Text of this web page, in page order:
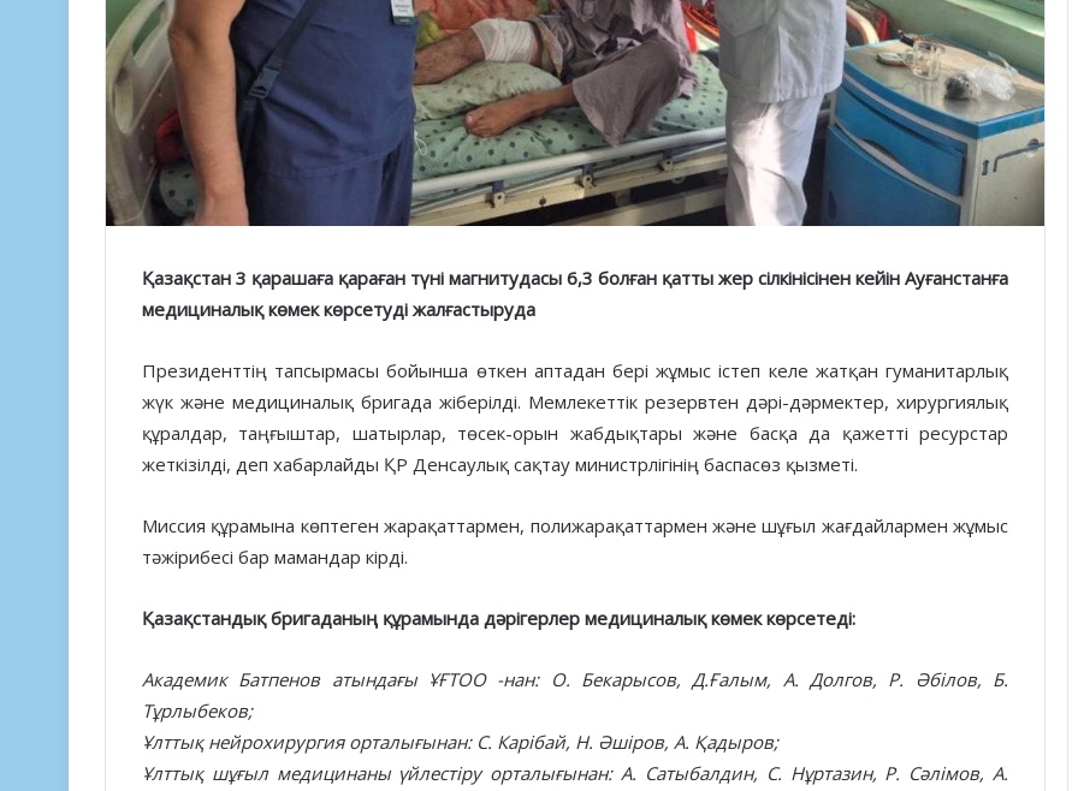
Қазақстан 3 қарашаға қараған түні магнитудасы 6,3 болған қатты жер сілкінісінен кейін Ауғанстанға
медициналық көмек көрсетуді жалғастыруда
Президенттің тапсырмасы бойынша өткен аптадан бері жұмыс істеп келе жатқан гуманитарлық
жүк және медициналық бригада жіберілді. Мемлекеттік резервтен дәрі-дәрмектер, хирургиялық
құралдар, таңғыштар, шатырлар, төсек-орын жабдықтары және басқа да қажетті ресурстар
жеткізілді, деп хабарлайды ҚР Денсаулық сақтау министрлігінің баспасөз қызметі.
Миссия құрамына көптеген жарақаттармен, полижарақаттармен және шұғыл жағдайлармен жұмыс
тәжірибесі бар мамандар кірді.
Қазақстандық бригаданың құрамында дәрігерлер медициналық көмек көрсетеді:
Академик Батпенов атындағы ҰҒТОО -нан: О. Бекарысов, Д.Ғалым, А. Долгов, Р. Әбілов, Б.
Тұрлыбеков;
Ұлттық нейрохирургия орталығынан: С. Карібай, Н. Әшіров, А. Қадыров;
Ұлттық шұғыл медицинаны үйлестіру орталығынан: А. Сатыбалдин, С. Нұртазин, Р. Сәлімов, А.